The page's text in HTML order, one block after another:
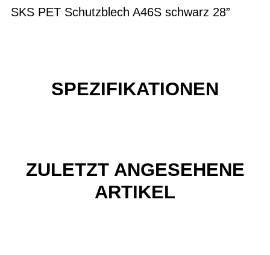
SKS PET Schutzblech A46S schwarz 28”
SPEZIFIKATIONEN
ZULETZT ANGESEHENE
ARTIKEL